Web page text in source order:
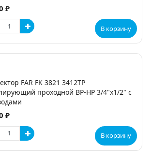
₽
В корзину
FAR FK 3821 3412TP
проходной ВР-НР 3/4"х1/2" с
₽
В корзину